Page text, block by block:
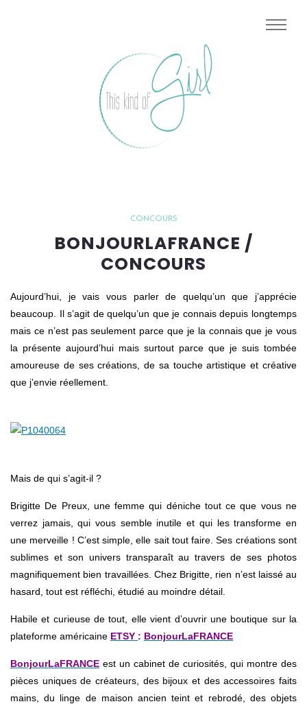
CONCOURS
BONJOURLAFRANCE /
CONCOURS
Aujourd’hui, je vais vous parler de quelqu’un que j’apprécie
beaucoup. Il s’agit de quelqu’un que je connais depuis longtemps
mais ce n’est pas seulement parce que je la connais que je vous
la présente aujourd’hui mais surtout parce que je suis tombée
amoureuse de ses créations, de sa touche artistique et créative
que j’envie réellement.
Mais de qui s’agit-il ?
Brigitte De Preux, une femme qui déniche tout ce que vous ne
verrez jamais, qui vous semble inutile et qui les transforme en
une merveille ! C’est simple, elle sait tout faire. Ses créations sont
sublimes et son univers transparaît au travers de ses photos
magnifiquement bien travaillées. Chez Brigitte, rien n’est laissé au
hasard, tout est réfléchi, étudié au moindre détail.
Habile et curieuse de tout, elle vient d’ouvrir une boutique sur la
plateforme américaine ETSY : BonjourLaFRANCE
BonjourLaFRANCE est un cabinet de curiosités, qui montre des
pièces uniques de créateurs, des bijoux et des accessoires faits
mains, du linge de maison ancien teint et rebrodé, des objets